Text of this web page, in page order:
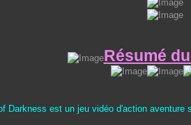
Résumé
Darkness est un jeu vidéo d'action